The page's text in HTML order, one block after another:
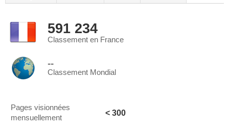
591 234
Classement en France
--
Classement Mondial
Pages visionnées
mensuellement
< 300